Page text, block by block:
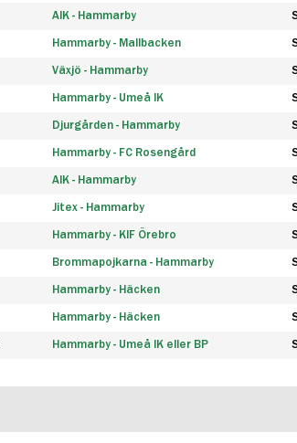
AIK - Hammarby
Hammarby - Mallbacken
Växjö - Hammarby
Hammarby - Umeå IK
Djurgården - Hammarby
Hammarby - FC Rosengård
AIK - Hammarby
Jitex - Hammarby
Hammarby - KIF Örebro
Brommapojkarna - Hammarby
Hammarby - Häcken
Hammarby - Häcken
Hammarby - Umeå IK eller BP